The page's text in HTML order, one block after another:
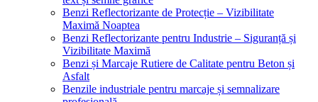
Benzi Reflectorizante de Protecție – Vizibilitate
Maximă Noaptea
Benzi Reflectorizante pentru Industrie – Siguranță și
Vizibilitate Maximă
Benzi și Marcaje Rutiere de Calitate pentru Beton și
Asfalt
Benzile industriale pentru marcaje și semnalizare